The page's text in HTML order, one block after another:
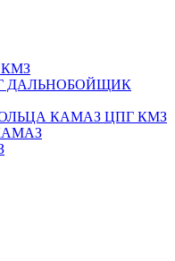
ДАЛЬНОБОЙЩИК
КАМАЗ ЦПГ КМЗ